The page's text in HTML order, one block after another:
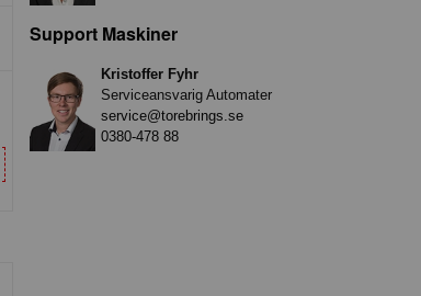
Support Maskiner
Kristoffer Fyhr
Serviceansvarig Automater
service@torebrings.se
0380-478 88